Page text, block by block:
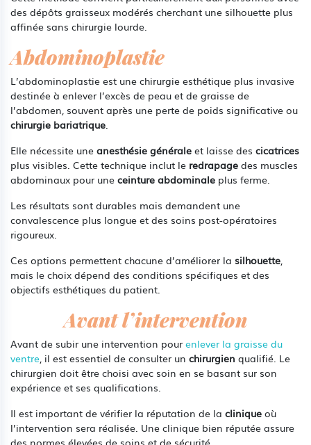
des dépôts graisseux modérés cherchant une silhouette plus
affinée sans chirurgie lourde.
Abdominoplastie
L’abdominoplastie est une chirurgie esthétique plus invasive
destinée à enlever l’excès de peau et de graisse de
l’abdomen, souvent après une perte de poids significative ou
chirurgie bariatrique.
Elle nécessite une anesthésie générale et laisse des cicatrices
plus visibles. Cette technique inclut le redrapage des muscles
abdominaux pour une ceinture abdominale plus ferme.
Les résultats sont durables mais demandent une
convalescence plus longue et des soins post-opératoires
rigoureux.
Ces options permettent chacune d’améliorer la silhouette,
mais le choix dépend des conditions spécifiques et des
objectifs esthétiques du patient.
Avant l’intervention
Avant de subir une intervention pour enlever la graisse du
ventre, il est essentiel de consulter un chirurgien qualifié. Le
chirurgien doit être choisi avec soin en se basant sur son
expérience et ses qualifications.
Il est important de vérifier la réputation de la clinique où
l’intervention sera réalisée. Une clinique bien réputée assure